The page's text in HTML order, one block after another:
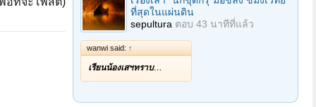
ที่สุดในแผ่นดิน
sepultura ตอบ 43 นาทีที่แล้ว
wanwi said: ↑
เรียนน้องเสฯทราบ…